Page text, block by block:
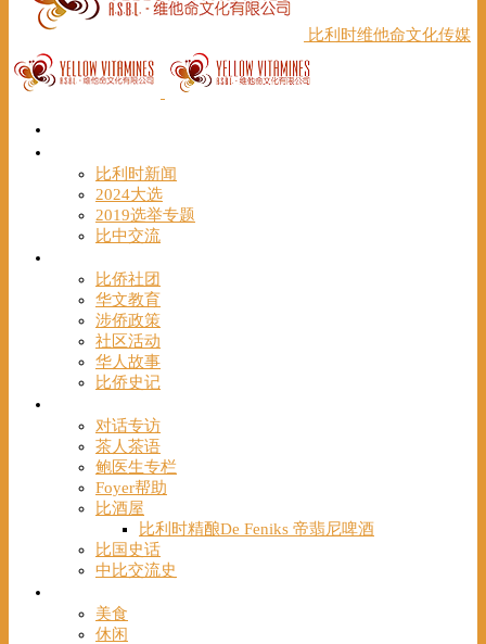
比利时维他命文化传媒
比利时新闻
2024大选
2019选举专题
比中交流
比侨社团
华文教育
涉侨政策
社区活动
华人故事
比侨史记
对话专访
茶人茶语
鲍医生专栏
Foyer帮助
比酒屋
比利时精酿De Feniks 帝翡尼啤酒
比国史话
中比交流史
美食
休闲